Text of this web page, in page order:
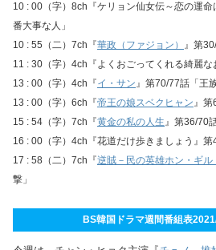
10 : 00（字）8ch『ケリョン仙女伝～恋の運
番大事な人」
10 : 55（二）7ch『華政（ファジョン） 』第
11 : 30（字）4ch『よくおごってくれる綺麗
13 : 00（字）4ch『イ・サン』第70/77話「王
13 : 00（字）6ch『帝王の娘スベクヒャン』第
15 : 54（字）7ch『黄金の私の人生』第36/70
16 : 00（字）4ch『花道だけ歩きましょう』第
17 : 58（二）7ch『逆賊－民の英雄ホン・ギル
撃」
BS韓国ドラマ週間番組表